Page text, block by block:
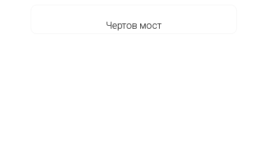
Чертов мост